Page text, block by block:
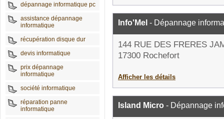
dépannage informatique pc
assistance dépannage
informatique
récupération disque dur
devis informatique
prix dépannage
informatique
société informatique
réparation panne
informatique
Info'Mel - Dépannage
144 RUE DES FRERES
17300 Rochefort
Afficher les détails
Island Micro - Dépannage